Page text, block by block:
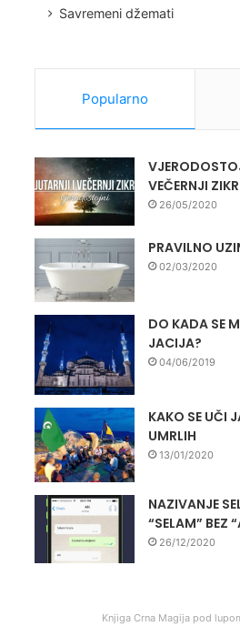
Savremeni džemati
Popularno
VEČERNJI
26/05/2020
PRAVILNO
02/03/2020
DO KADA SE
JACIJA?
04/06/2019
KAKO SE UČI
UMRLIH
13/01/2020
NAZIVANJE
“SELAM” BEZ
26/12/2020
Knjiga Crna Magija pod